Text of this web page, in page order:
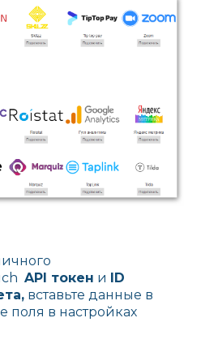
API токен и
ID
вставьте данные в
поля в настройках